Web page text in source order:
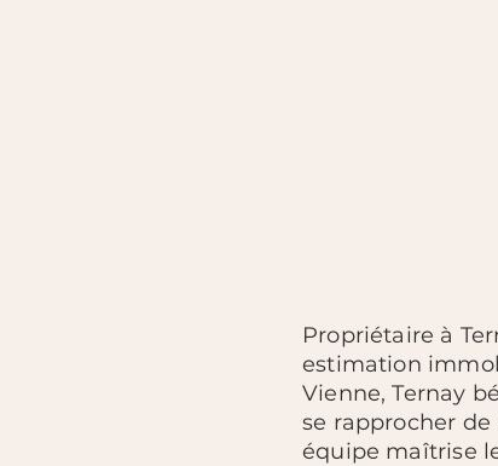
Propriétaire à
estimation
Vienne, Ternay
se rapprocher
équipe maîtrise